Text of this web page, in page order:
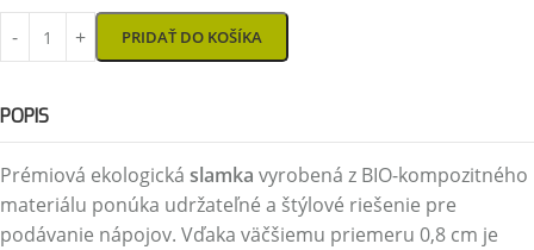
PRIDAŤ DO KOŠÍKA
POPIS
Prémiová ekologická slamka vyrobená z BIO-kompozitného
materiálu ponúka udržateľné a štýlové riešenie pre
podávanie nápojov. Vďaka väčšiemu priemeru 0,8 cm je